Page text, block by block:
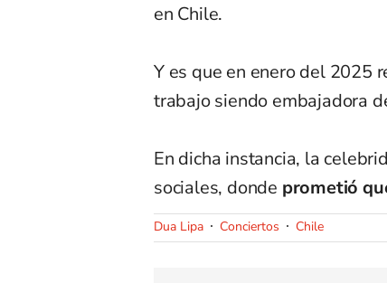
en Chile.
Y es que en enero del 2025
trabajo siendo embajadora
En dicha instancia, la
sociales, donde prometió
Dua Lipa Conciertos Chile